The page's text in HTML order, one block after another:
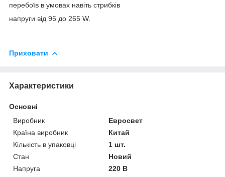
перебоїв в умовах навіть стрибків
напруги від 95 до 265 W.
Приховати
Характеристики
Основні
Виробник
Евросвет
Країна виробник
Китай
Кількість в упаковці
1 шт.
Стан
Новий
Напруга
220 В